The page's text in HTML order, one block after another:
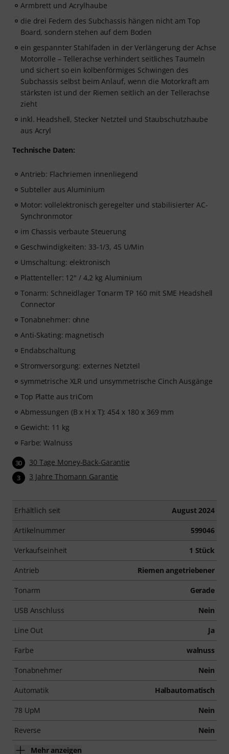
Armbrett und Acrylhaube
die drei Federn des Subchassis hängen nicht am Top
Board, sondern stehen auf dem Boden
ein gespannter Stahlfaden in der Verlängerung der Achse
Motorrolle – Tellerachse verhindert seitliches Taumeln
und sichert so ein kolbenförmiges Schwingen des
Subchassis selbst beim Anlauf, wenn die Motorkraft am
stärksten ist und der Riemen seitlich an der Tellerachse
zieht
inkl. Headshell, Stecker Netzteil und Staubschutzhaube
aus Acryl
Technische Daten:
Antrieb: Flachriemen innenliegend
Subteller aus Aluminium
Motor: vollelektronisch geregelter und stabilisierter AC-
Synchronmotor
im Chassis verbaute Steuerung
Geschwindigkeiten: 33-1/3, 45 U/Min
Umschaltung: elektronisch
Plattenteller: 12" / 4,2 kg Aluminium
Tonarm: Schneidlager Tonarm TP 160 mit SME Headshell
Connector
Tonabnehmer: ohne
Anti-Skating: magnetisch
Endabschaltung
Stromversorgung: externes Netzteil
symmetrische XLR und unsymmetrische Cinch Ausgänge
Top Platte aus triCom
Abmessungen (B x H x T): 454 x 180 x 369 mm
Gewicht: 11 kg
Farbe: Walnuss
30 30 Tage Money-Back-Garantie
3 3 Jahre Thomann Garantie
Erhältlich seit August 2024
Artikelnummer 599046
Verkaufseinheit 1 Stück
Antrieb Riemen angetriebener
Tonarm Gerade
USB Anschluss Nein
Line Out Ja
Farbe walnuss
Tonabnehmer Nein
Automatik Halbautomatisch
78 UpM Nein
Reverse Nein
Mehr anzeigen